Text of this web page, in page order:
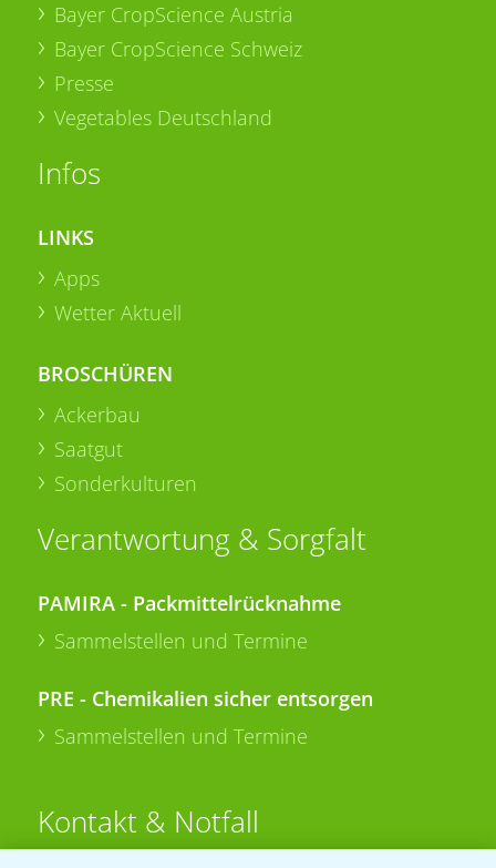
Bayer CropScience Austria
Bayer CropScience Schweiz
Presse
Vegetables Deutschland
Infos
LINKS
Apps
Wetter Aktuell
BROSCHÜREN
Ackerbau
Saatgut
Sonderkulturen
Verantwortung & Sorgfalt
PAMIRA - Packmittelrücknahme
Sammelstellen und Termine
PRE - Chemikalien sicher entsorgen
Sammelstellen und Termine
Kontakt & Notfall